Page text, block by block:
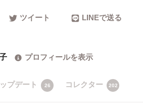
ツイート LINEで送る
プロフィールを表示
プデート 26 コレクター 202